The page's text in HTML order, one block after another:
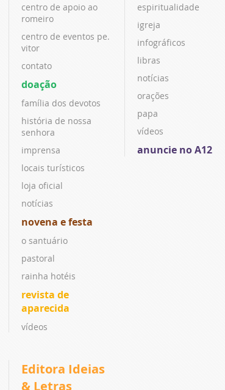
centro de apoio ao
romeiro
centro de eventos pe.
vitor
contato
doação
família dos devotos
história de nossa
senhora
imprensa
locais turísticos
loja oficial
notícias
novena e festa
o santuário
pastoral
rainha hotéis
revista de
aparecida
vídeos
espiritualidade
igreja
infográficos
libras
notícias
orações
papa
vídeos
anuncie no A12
Editora Ideias
& Letras